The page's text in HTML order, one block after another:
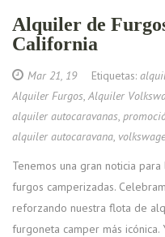
Alquiler de
California
Mar 21, 19Etiquetas:
Alquiler Furgos, Alquiler
alquiler autocaravanas,
alquiler autocaravana,
Tenemos una gran noticia
furgos camperizadas.
reforzando nuestra flota de
furgoneta camper más